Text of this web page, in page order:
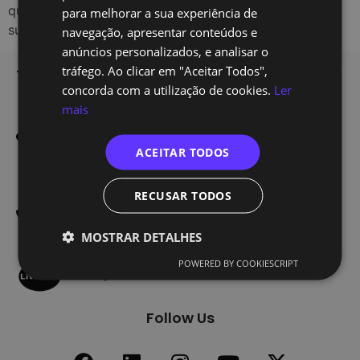
que complementa o trabalho humano, e não como um
substituto. Os analistas de […]
TechOf - Tech Training
Edifício Smart
1990-207 Lisboa
300 601 738
(Custo de uma chamada
nacional)
Home
Inscrição
Sobre Nós
Blog
Contactos
Follow Us
para melhorar a sua experiência de
navegação, apresentar conteúdos e
anúncios personalizados, e analisar o
tráfego. Ao clicar em "Aceitar Todos",
concorda com a utilização de cookies. Ler
mais
ACEITAR TODOS
RECUSAR TODOS
MOSTRAR DETALHES
POWERED BY COOKIESCRIPT